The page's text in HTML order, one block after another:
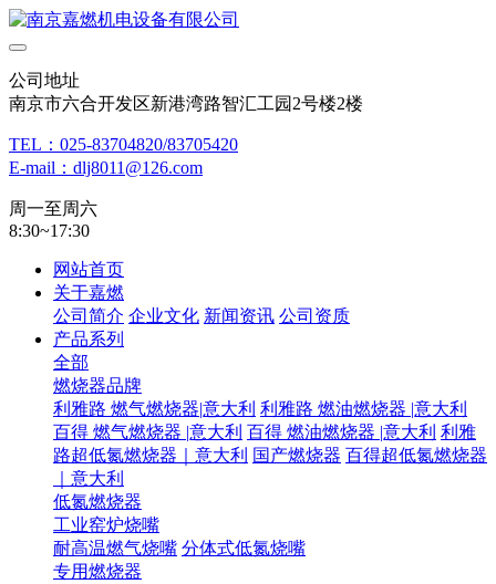
公司地址
南京市六合开发区新港湾路智汇工园2号楼2楼
TEL：025-83704820/83705420
E-mail：dlj8011@126.com
周一至周六
8:30~17:30
网站首页
关于嘉燃
公司简介 企业文化 新闻资讯 公司资质
产品系列
全部
燃烧器品牌
利雅路 燃气燃烧器|意大利 利雅路 燃油燃烧器 |意大利
百得 燃气燃烧器 |意大利 百得 燃油燃烧器 |意大利 利雅
路超低氮燃烧器｜意大利 国产燃烧器 百得超低氮燃烧器
｜意大利
低氮燃烧器
工业窑炉烧嘴
耐高温燃气烧嘴 分体式低氮烧嘴
专用燃烧器